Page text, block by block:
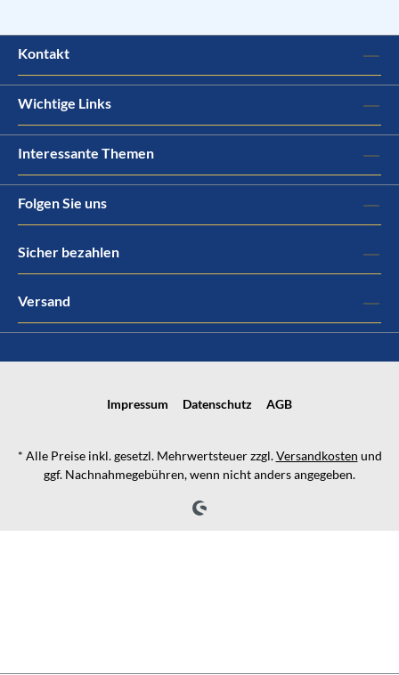
Kontakt
Wichtige Links
Interessante Themen
Folgen Sie uns
Sicher bezahlen
Versand
Impressum Datenschutz AGB
* Alle Preise inkl. gesetzl. Mehrwertsteuer zzgl.Versandkosten und
ggf. Nachnahmegebühren, wenn nicht anders angegeben.